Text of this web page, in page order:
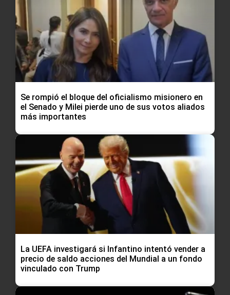
Se rompió el bloque del oficialismo misionero en
el Senado y Milei pierde uno de sus votos aliados
más importantes
La UEFA investigará si Infantino intentó vender a
precio de saldo acciones del Mundial a un fondo
vinculado con Trump